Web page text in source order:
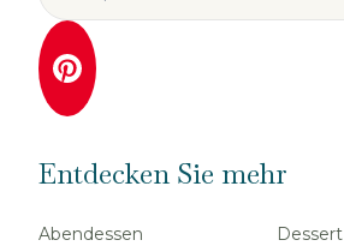
Entdecken Sie mehr
Abendessen
Dessert